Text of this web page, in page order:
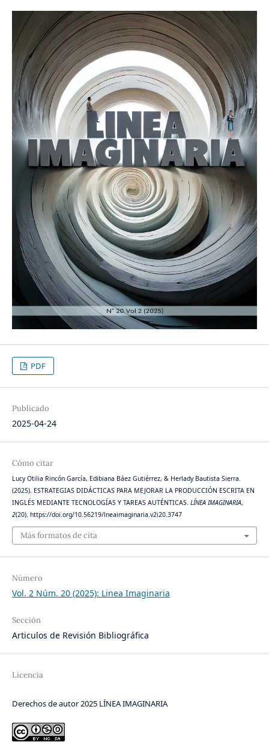
PDF
Publicado
2025-04-24
Cómo citar
Lucy Otilia Rincón García, Edibiana Báez Gutiérrez, & Herlady Bautista Sierra.
(2025). ESTRATEGIAS DIDÁCTICAS PARA MEJORAR LA PRODUCCIÓN ESCRITA EN
INGLÉS MEDIANTE TECNOLOGÍAS Y TAREAS AUTÉNTICAS. LÍNEA IMAGINARIA,
2(20). https://doi.org/10.56219/lneaimaginaria.v2i20.3747
Más formatos de cita
Número
Vol. 2 Núm. 20 (2025): Linea Imaginaria
Sección
Articulos de Revisión Bibliográfica
Licencia
Derechos de autor 2025 LÍNEA IMAGINARIA